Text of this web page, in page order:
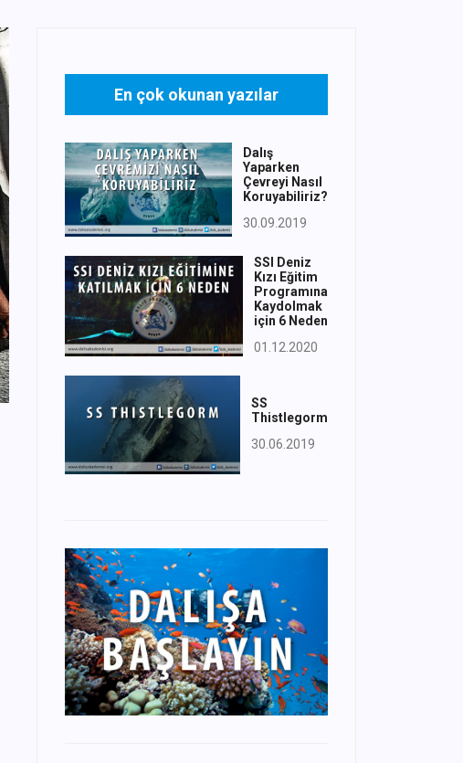
En çok okunan yazılar
Dalış
Yaparken
Çevreyi Nasıl
Koruyabiliriz?
30.09.2019
SSI Deniz
Kızı Eğitim
Programına
Kaydolmak
için 6 Neden
01.12.2020
SS
Thistlegorm
30.06.2019